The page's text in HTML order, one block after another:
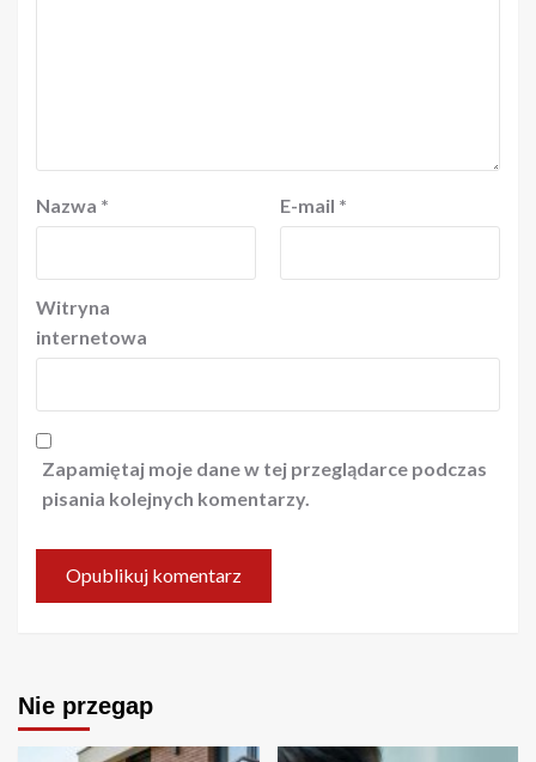
Nazwa * E-mail *
Witryna
internetowa
Zapamiętaj moje dane w tej przeglądarce podczas
pisania kolejnych komentarzy.
Nie przegap